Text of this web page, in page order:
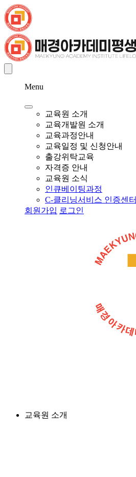
Menu
교육원 소개
교육개발원 소개
교육과정안내
교육일정 및 신청안내
출강위탁교육
자격증 안내
교육원 소식
인큐베이팅과정
C-클리닝서비스 인증센터
회원가입 로그인
교육원 소개